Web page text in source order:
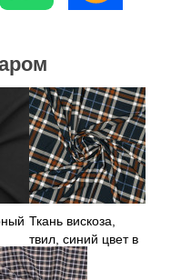
Ткань вискоза,
твил, синий цвет в
клетку